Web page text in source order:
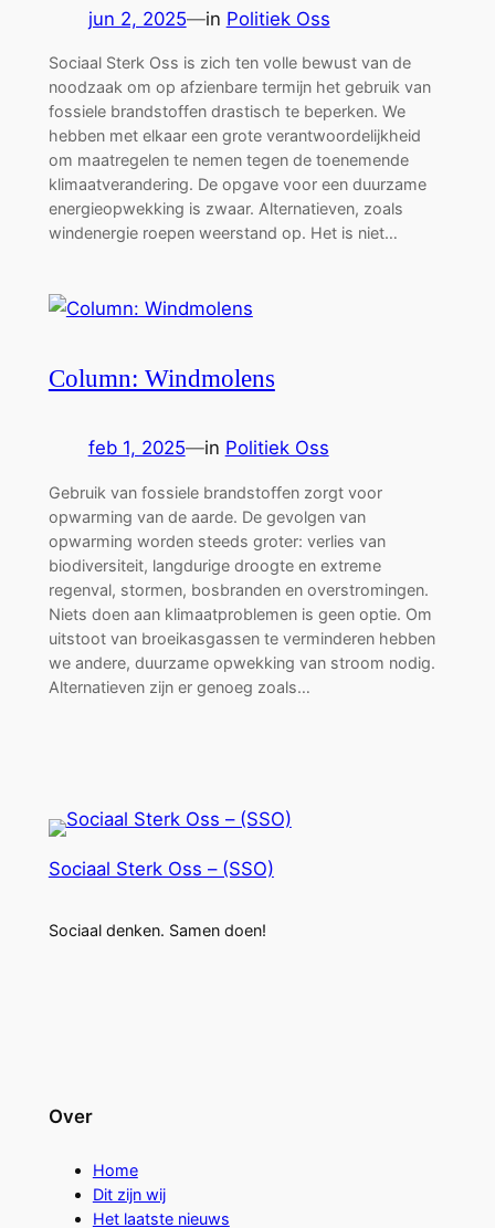
jun 2, 2025—in Politiek Oss
Sociaal Sterk Oss is zich ten volle bewust van de
noodzaak om op afzienbare termijn het gebruik van
fossiele brandstoffen drastisch te beperken. We
hebben met elkaar een grote verantwoordelijkheid
om maatregelen te nemen tegen de toenemende
klimaatverandering. De opgave voor een duurzame
energieopwekking is zwaar. Alternatieven, zoals
windenergie roepen weerstand op. Het is niet…
Column: Windmolens
feb 1, 2025—in Politiek Oss
Gebruik van fossiele brandstoffen zorgt voor
opwarming van de aarde. De gevolgen van
opwarming worden steeds groter: verlies van
biodiversiteit, langdurige droogte en extreme
regenval, stormen, bosbranden en overstromingen.
Niets doen aan klimaatproblemen is geen optie. Om
uitstoot van broeikasgassen te verminderen hebben
we andere, duurzame opwekking van stroom nodig.
Alternatieven zijn er genoeg zoals…
Sociaal Sterk Oss – (SSO)
Sociaal denken. Samen doen!
Over
Home
Dit zijn wij
Het laatste nieuws